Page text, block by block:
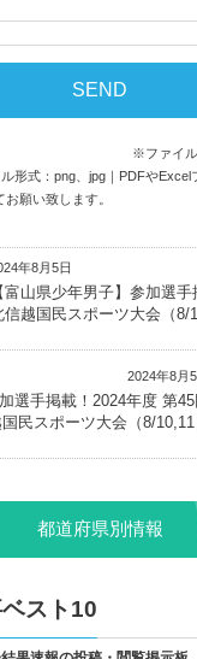
※ファイ
形式：png、jpg｜PDFやExcel
お願い致します。
年8月5日
富山県少年男子】参加選
信越国民スポーツ大会（8/
2024年8月
選手掲載！2024年度 第45
民スポーツ大会（8/10,11
都道府県別情報
スト10